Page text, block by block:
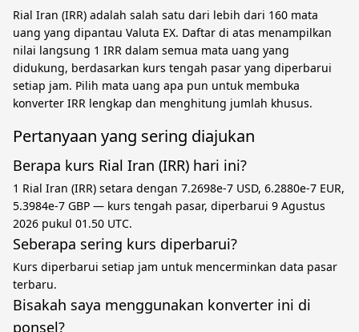
Rial Iran (IRR) adalah salah satu dari lebih dari 160 mata
uang yang dipantau Valuta EX. Daftar di atas menampilkan
nilai langsung 1 IRR dalam semua mata uang yang
didukung, berdasarkan kurs tengah pasar yang diperbarui
setiap jam. Pilih mata uang apa pun untuk membuka
konverter IRR lengkap dan menghitung jumlah khusus.
Pertanyaan yang sering diajukan
Berapa kurs Rial Iran (IRR) hari ini?
1 Rial Iran (IRR) setara dengan 7.2698e-7 USD, 6.2880e-7 EUR,
5.3984e-7 GBP — kurs tengah pasar, diperbarui 9 Agustus
2026 pukul 01.50 UTC.
Seberapa sering kurs diperbarui?
Kurs diperbarui setiap jam untuk mencerminkan data pasar
terbaru.
Bisakah saya menggunakan konverter ini di
ponsel?